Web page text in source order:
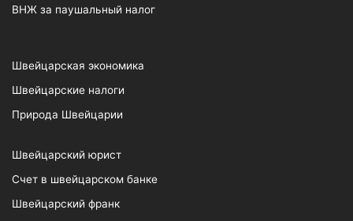
ВНЖ за паушальный налог
Швейцарская экономика
Швейцарские налоги
Природа Швейцарии
Швейцарский юрист
Счет в швейцарском банке
Швейцарский франк